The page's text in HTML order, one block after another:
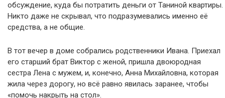
обсуждение, куда бы потратить деньги от Таниной квартиры.
Никто даже не скрывал, что подразумевались именно её
средства, а не общие.
В тот вечер в доме собрались родственники Ивана. Приехал
его старший брат Виктор с женой, пришла двоюродная
сестра Лена с мужем, и, конечно, Анна Михайловна, которая
жила через дорогу, но всё равно явилась заранее, чтобы
«помочь накрыть на стол».